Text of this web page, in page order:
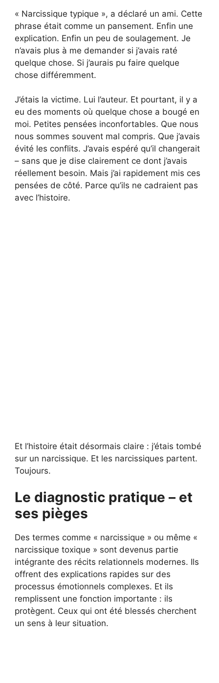
« Narcissique typique », a déclaré un ami. Cette
phrase était comme un pansement. Enfin une
explication. Enfin un peu de soulagement. Je
n’avais plus à me demander si j’avais raté
quelque chose. Si j’aurais pu faire quelque
chose différemment.
J’étais la victime. Lui l’auteur. Et pourtant, il y a
eu des moments où quelque chose a bougé en
moi. Petites pensées inconfortables. Que nous
nous sommes souvent mal compris. Que j’avais
évité les conflits. J’avais espéré qu’il changerait
– sans que je dise clairement ce dont j’avais
réellement besoin. Mais j’ai rapidement mis ces
pensées de côté. Parce qu’ils ne cadraient pas
avec l’histoire.
Et l’histoire était désormais claire : j’étais tombé
sur un narcissique. Et les narcissiques partent.
Toujours.
Le diagnostic pratique – et
ses pièges
Des termes comme « narcissique » ou même «
narcissique toxique » sont devenus partie
intégrante des récits relationnels modernes. Ils
offrent des explications rapides sur des
processus émotionnels complexes. Et ils
remplissent une fonction importante : ils
protègent. Ceux qui ont été blessés cherchent
un sens à leur situation.